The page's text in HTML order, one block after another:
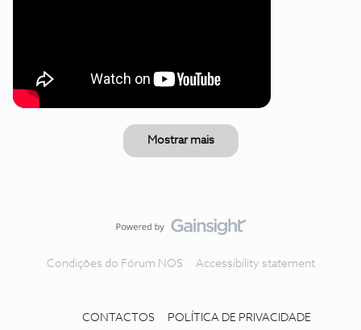
Mostrar mais
Condições do Fórum NOS Accessibility statement
CONTACTOS POLÍTICA DE PRIVACIDADE